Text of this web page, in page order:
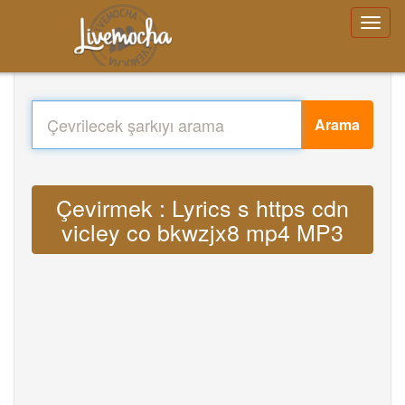
Arama
Çevirmek : Lyrics s https cdn
vicley co bkwzjx8 mp4 MP3